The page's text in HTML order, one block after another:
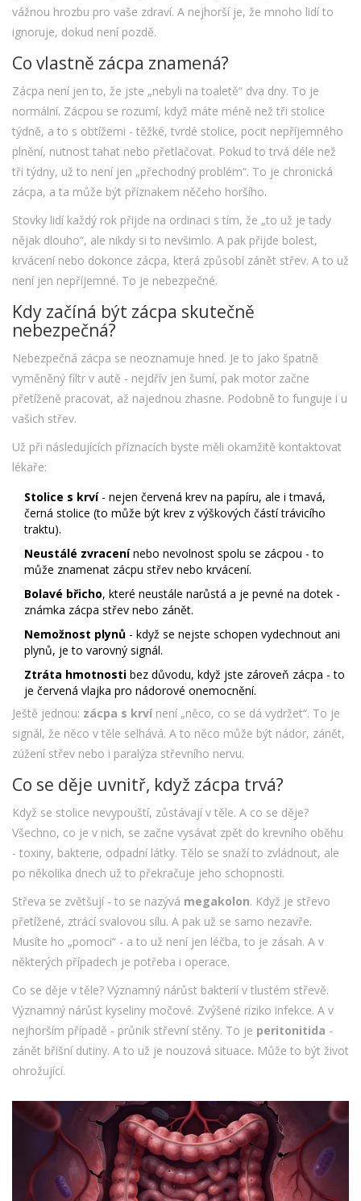
vážnou hrozbu pro vaše zdraví. A nejhorší je, že mnoho lidí to
ignoruje, dokud není pozdě.
Co vlastně zácpa znamená?
Zácpa není jen to, že jste „nebyli na toaletě“ dva dny. To je
normální. Zácpou se rozumí, když máte méně než tři stolice
týdně, a to s obtížemi - těžké, tvrdé stolice, pocit nepříjemného
plnění, nutnost tahat nebo přetlačovat. Pokud to trvá déle než
tři týdny, už to není jen „přechodný problém“. To je chronická
zácpa, a ta může být příznakem něčeho horšího.
Stovky lidí každý rok přijde na ordinaci s tím, že „to už je tady
nějak dlouho“, ale nikdy si to nevšimlo. A pak přijde bolest,
krvácení nebo dokonce zácpa, která způsobí zánět střev. A to už
není jen nepříjemné. To je nebezpečné.
Kdy začíná být zácpa skutečně
nebezpečná?
Nebezpečná zácpa se neoznamuje hned. Je to jako špatně
vyměněný filtr v autě - nejdřív jen šumí, pak motor začne
přetíženě pracovat, až najednou zhasne. Podobně to funguje i u
vašich střev.
Už při následujících příznacích byste měli okamžitě kontaktovat
lékaře:
Stolice s krví- nejen červená krev na papíru, ale i tmavá,
černá stolice (to může být krev z výškových částí trávicího
traktu).
Neustálé zvracenínebo nevolnost spolu se zácpou - to
může znamenat zácpu střev nebo krvácení.
Bolavé břicho, které neustále narůstá a je pevné na dotek -
známka zácpa střev nebo zánět.
Nemožnost plynů - když se nejste schopen vydechnout ani
plynů, je to varovný signál.
Ztráta hmotnosti bez důvodu, když jste zároveň zácpa - to
je červená vlajka pro nádorové onemocnění.
Ještě jednou: zácpa s krvínení „něco, co se dá vydržet“. To je
signál, že něco v těle selhává. A to něco může být nádor, zánět,
zúžení střev nebo i paralýza střevního nervu.
Co se děje uvnitř, když zácpa trvá?
Když se stolice nevypouští, zůstávají v těle. A co se děje?
Všechno, co je v nich, se začne vysávat zpět do krevního oběhu
- toxiny, bakterie, odpadní látky. Tělo se snaží to zvládnout, ale
po několika dnech už to překračuje jeho schopnosti.
Střeva se zvětšují - to se nazývá megakolon. Když je střevo
přetížené, ztrácí svalovou sílu. A pak už se samo nezavře.
Musíte ho „pomoci“ - a to už není jen léčba, to je zásah. A v
některých případech je potřeba i operace.
Co se děje v těle? Významný nárůst bakterií v tlustém střevě.
Významný nárůst kyseliny močové. Zvýšené riziko infekce. A v
nejhorším případě - průnik střevní stěny. To je peritonitida -
zánět břišní dutiny. A to už je nouzová situace. Může to být život
ohrožující.